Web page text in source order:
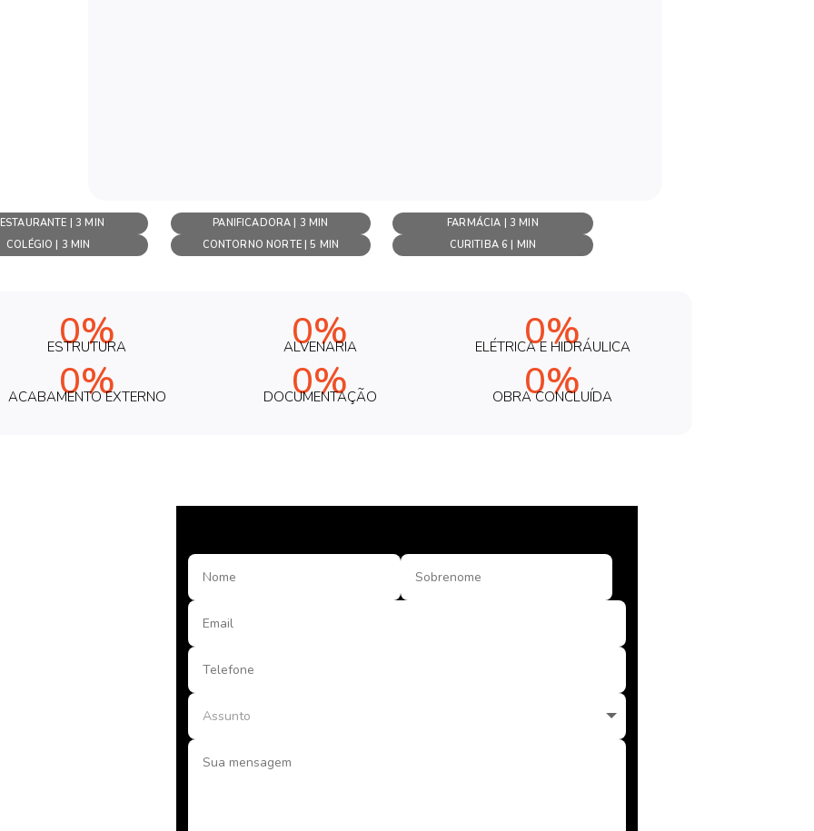
| 3 MIN PANIFICADORA | 3 MIN
FARMÁCIA | 3 MIN
COLÉGIO | 3 MIN CONTORNO NORTE | 5 MIN CURITIBA 6 | MIN
0%
ESTRUTURA 0%
ALVENARIA 0%
ELÉTRICA E HIDRÁULICA
0%
ACABAMENTO EXTERNO 0%
DOCUMENTAÇÃO 0%
OBRA CONCLUÍDA